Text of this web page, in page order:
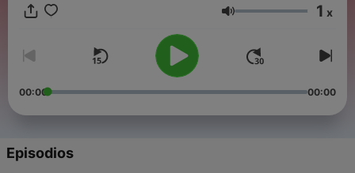
Volumen 1 x
00:00 00:00
Episodios